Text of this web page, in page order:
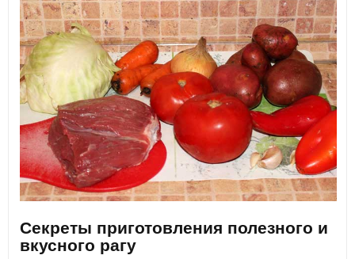
Секреты приготовления полезного и
вкусного рагу